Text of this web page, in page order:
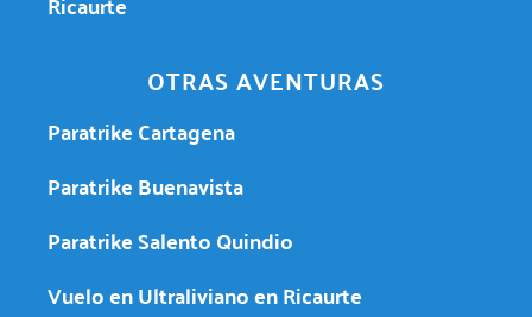
OTRAS AVENTURAS
Paratrike Cartagena
Paratrike Buenavista
Paratrike Salento Quindio
Vuelo en Ultraliviano en Ricaurte